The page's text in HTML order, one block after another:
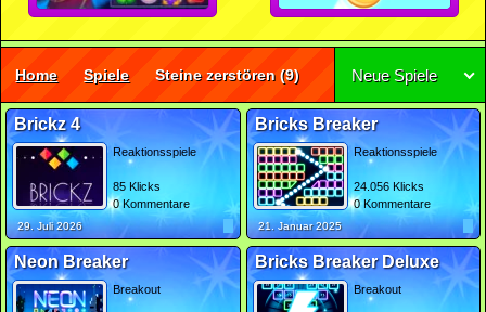
Home Spiele Steine zerstören (9) Neue Spiele
Brickz 4
Reaktionsspiele
85 Klicks
0 Kommentare
29. Juli 2026
Bricks Breaker
Reaktionsspiele
24.056 Klicks
0 Kommentare
21. Januar 2025
Neon Breaker
Breakout
Bricks Breaker Deluxe
Breakout